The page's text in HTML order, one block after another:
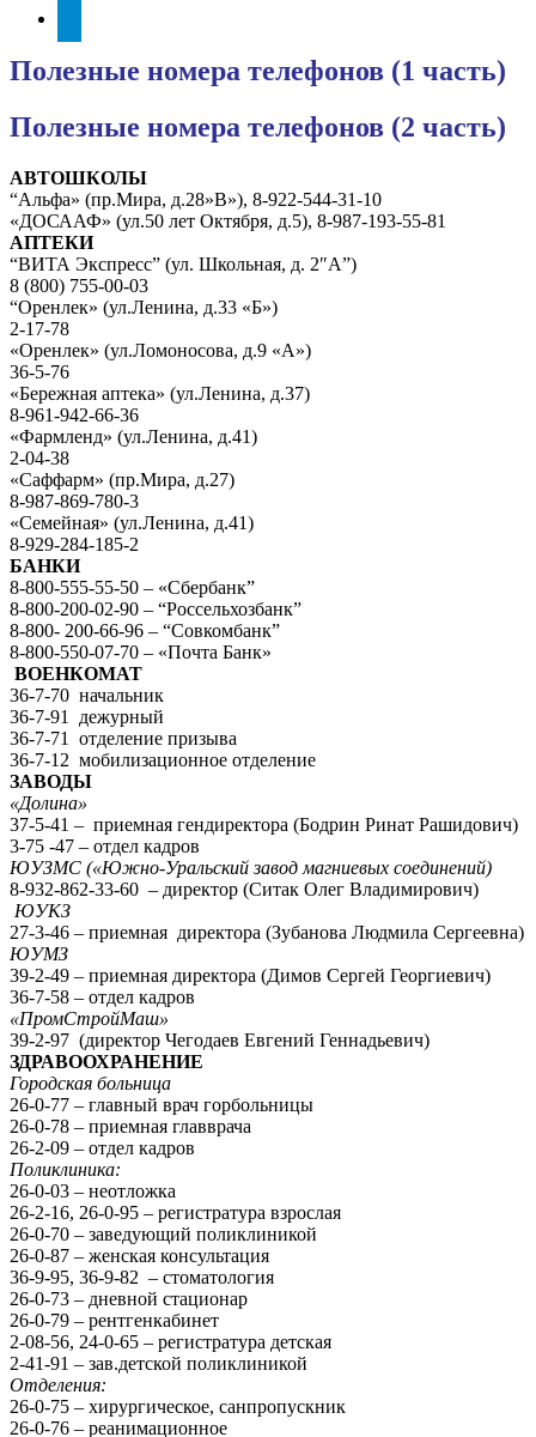
Полезные номера телефонов (1 часть)
Полезные номера телефонов (2 часть)
АВТОШКОЛЫ
“Альфа» (пр.Мира, д.28»В»), 8-922-544-31-10
«ДОСААФ» (ул.50 лет Октября, д.5), 8-987-193-55-81
АПТЕКИ
“ВИТА Экспресс” (ул. Школьная, д. 2″А”)
8 (800) 755-00-03
“Оренлек» (ул.Ленина, д.33 «Б»)
2-17-78
«Оренлек» (ул.Ломоносова, д.9 «А»)
36-5-76
«Бережная аптека» (ул.Ленина, д.37)
8-961-942-66-36
«Фармленд» (ул.Ленина, д.41)
2-04-38
«Саффарм» (пр.Мира, д.27)
8-987-869-780-3
«Семейная» (ул.Ленина, д.41)
8-929-284-185-2
БАНКИ
8-800-555-55-50 – «Сбербанк”
8-800-200-02-90 – “Россельхозбанк”
8-800- 200-66-96 – “Совкомбанк”
8-800-550-07-70 – «Почта Банк»
ВОЕНКОМАТ
36-7-70 начальник
36-7-91 дежурный
36-7-71 отделение призыва
36-7-12 мобилизационное отделение
ЗАВОДЫ
«Долина»
37-5-41 – приемная гендиректора (Бодрин Ринат Рашидович)
3-75 -47 – отдел кадров
ЮУЗМС («Южно-Уральский завод магниевых соединений)
8-932-862-33-60 – директор (Ситак Олег Владимирович)
ЮУКЗ
27-3-46 – приемная директора (Зубанова Людмила Сергеевна)
ЮУМЗ
39-2-49 – приемная директора (Димов Сергей Георгиевич)
36-7-58 – отдел кадров
«ПромСтройМаш»
39-2-97 (директор Чегодаев Евгений Геннадьевич)
ЗДРАВООХРАНЕНИЕ
Городская больница
26-0-77 – главный врач горбольницы
26-0-78 – приемная главврача
26-2-09 – отдел кадров
Поликлиника:
26-0-03 – неотложка
26-2-16, 26-0-95 – регистратура взрослая
26-0-70 – заведующий поликлиникой
26-0-87 – женская консультация
36-9-95, 36-9-82 – стоматология
26-0-73 – дневной стационар
26-0-79 – рентгенкабинет
2-08-56, 24-0-65 – регистратура детская
2-41-91 – зав.детской поликлиникой
Отделения:
26-0-75 – хирургическое, санпропускник
26-0-76 – реанимационное